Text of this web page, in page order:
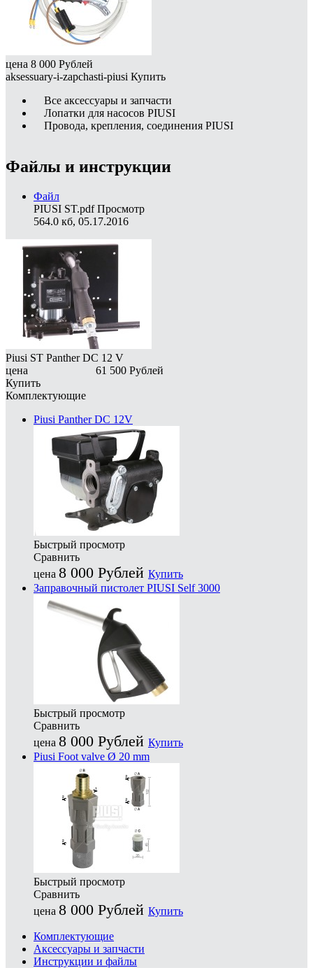
цена 8 000 Рублей
aksessuary-i-zapchasti-piusi Купить
Все аксессуары и запчасти
Лопатки для насосов PIUSI
Провода, крепления, соединения PIUSI
Файлы и инструкции
Файл
PIUSI ST.pdf Просмотр
564.0 кб, 05.17.2016
Piusi ST Panther DC 12 V
цена
61 500 Рублей
Купить
Комплектующие
Piusi Panther DC 12V
Быстрый просмотр
Сравнить
цена 8 000 Рублей Купить
Заправочный пистолет PIUSI Self 3000
Быстрый просмотр
Сравнить
цена 8 000 Рублей Купить
Piusi Foot valve Ø 20 mm
Быстрый просмотр
Сравнить
цена 8 000 Рублей Купить
Комплектующие
Аксессуары и запчасти
Инструкции и файлы